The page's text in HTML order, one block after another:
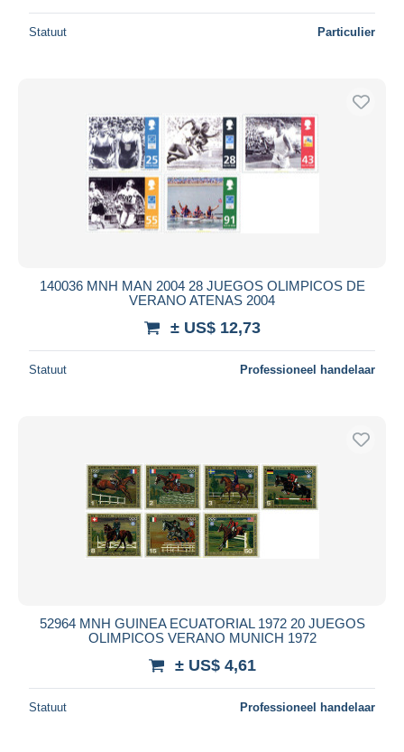
Statuut Particulier
140036 MNH MAN 2004 28 JUEGOS OLIMPICOS DE
VERANO ATENAS 2004
± US$ 12,73
Statuut Professioneel handelaar
52964 MNH GUINEA ECUATORIAL 1972 20 JUEGOS
OLIMPICOS VERANO MUNICH 1972
± US$ 4,61
Statuut Professioneel handelaar